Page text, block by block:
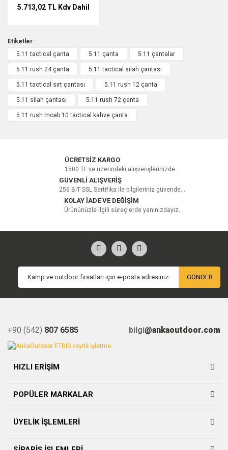
5.713,02 TL Kdv Dahil
Etiketler :
5.11 tactical çanta
5.11 çanta 5.11 çantalar
5.11 rush 24 çanta 5.11 tactical silah çantası
5.11 tactical sırt çantası 5.11 rush 12 çanta
5.11 silah çantası 5.11 rush 72 çanta
5.11 rush moab 10 tactical kahve çanta
ÜCRETSİZ KARGO
1500 TL ve üzerindeki alışverişlerinizde...
GÜVENLİ ALIŞVERİŞ
256 BIT SSL Sertifika ile bilgileriniz güvende...
KOLAY İADE VE DEĞİŞİM
Ürününüzle ilgili süreçlerde yanınızdayız.
GÖNDER
+90 (542) 807 6585 bilgi@ankaoutdoor.com
HIZLI ERİŞİM
POPÜLER MARKALAR
ÜYELİK İŞLEMLERİ